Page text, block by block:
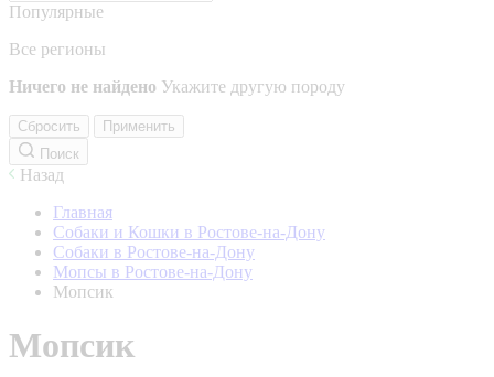
Популярные
Все регионы
Ничего не найдено Укажите другую породу
Сбросить
Применить
Поиск
Назад
Главная
Собаки и Кошки в Ростове-на-Дону
Собаки в Ростове-на-Дону
Мопсы в Ростове-на-Дону
Мопсик
Мопсик